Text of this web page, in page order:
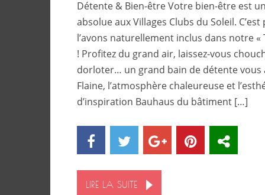
Détente & Bien-être Votre bien-être est
absolue aux Villages Clubs du Soleil.
l’avons naturellement inclus dans notre «
! Profitez du grand air, laissez-vous
dorloter… un grand bain de détente vous
Flaine, l’atmosphère chaleureuse et
d’inspiration Bauhaus du bâtiment […]
LIRE LA SUITE